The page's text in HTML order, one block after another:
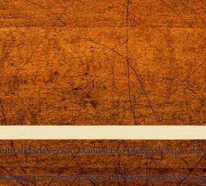
Versão Manuscrito OriginalO que diz
recentesOrações nas Mensagens